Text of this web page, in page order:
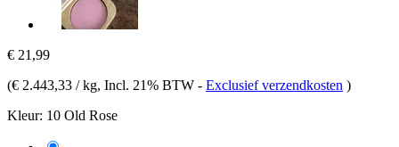
€ 21,99
(€ 2.443,33 / kg, Incl. 21% BTW - Exclusief verzendkosten )
Kleur: 10 Old Rose